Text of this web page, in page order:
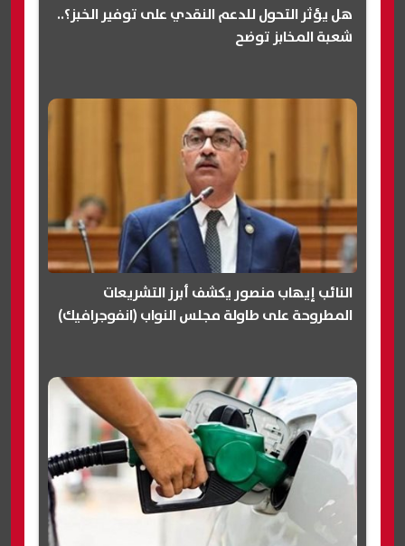
هل يؤثر التحول للدعم النقدي على توفير الخبز؟..
شعبة المخابز توضح
النائب إيهاب منصور يكشف أبرز التشريعات
المطروحة على طاولة مجلس النواب (انفوجرافيك)